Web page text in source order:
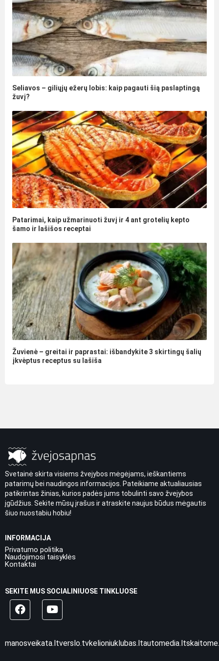
Seliavos – giliųjų ežerų lobis: kaip pagauti šią paslaptingą
žuvį?
Patarimai, kaip užmarinuoti žuvį ir 4 ant grotelių kepto
šamo ir lašišos receptai
Žuvienė – greitai ir paprastai: išbandykite 3 skirtingų šalių
įkvėptus receptus su lašiša
Svetainė skirta visiems žvejybos mėgėjams, ieškantiems
patarimų bei naudingos informacijos. Pateikiame aktualiausias
patikrintas žinias, kurios padės jums tobulinti savo žvejybos
įgūdžius. Sekite mūsų įrašus ir atraskite naujus būdus mėgautis
šiuo nuostabiu hobiu!
INFORMACIJA
Privatumo politika
Naudojimosi taisyklės
Kontaktai
SEKITE MUS SOCIALINIUOSE TINKLUOSE
manosveikata.ltverslo.tvkelioniuklubas.ltautomedia.lt